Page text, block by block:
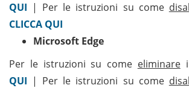
QUI | Per le istruzioni su come
CLICCA QUI
Microsoft Edge
Per le istruzioni su come eliminarei
QUI | Per le istruzioni su come